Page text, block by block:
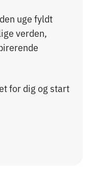
uge fyldt
verden,
for dig og start